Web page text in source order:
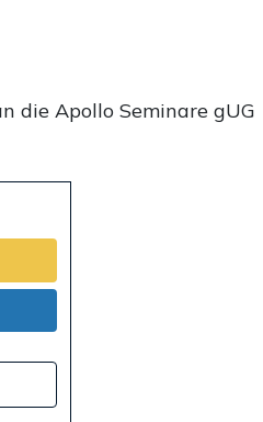
die Apollo Seminare gUG